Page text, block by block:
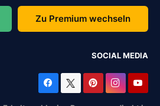
Zu Premium wechseln
SOCIAL MEDIA